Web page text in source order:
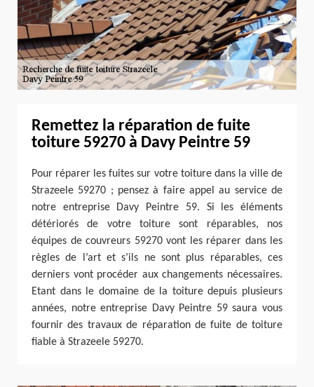
Remettez la réparation de fuite
toiture 59270 à Davy Peintre 59
Pour réparer les fuites sur votre toiture dans la ville de
Strazeele 59270 ; pensez à faire appel au service de
notre entreprise Davy Peintre 59. Si les éléments
détériorés de votre toiture sont réparables, nos
équipes de couvreurs 59270 vont les réparer dans les
règles de l’art et s’ils ne sont plus réparables, ces
derniers vont procéder aux changements nécessaires.
Etant dans le domaine de la toiture depuis plusieurs
années, notre entreprise Davy Peintre 59 saura vous
fournir des travaux de réparation de fuite de toiture
fiable à Strazeele 59270.